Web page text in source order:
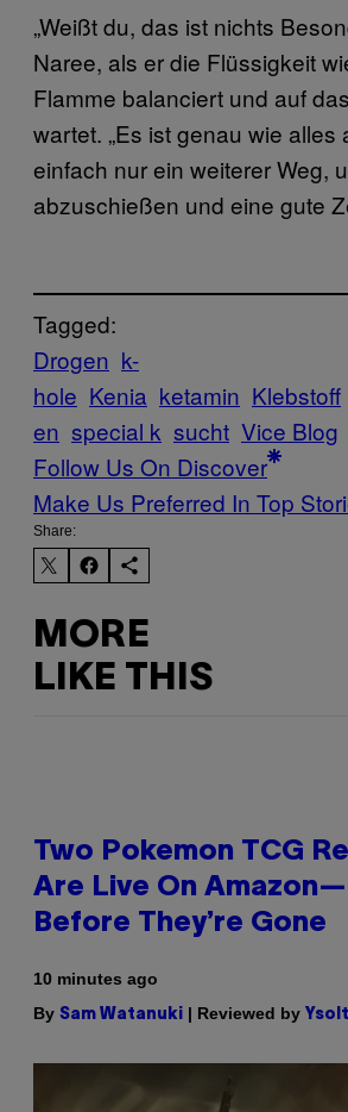
„Weißt du, das ist nichts
Naree, als er die Flüssigkeit
Flamme balanciert und auf
wartet. „Es ist genau wie
einfach nur ein weiterer Weg,
abzuschießen und eine gute
Tagged:
Drogen k-
hole Kenia ketamin Klebstoff
en special k sucht Vice Blog
Follow Us On Discover
Make Us Preferred In Top
Share:
MORE
LIKE THIS
Two Pokemon TCG
Are Live On
Before They’re Gone
10 minutes ago
By Sam Watanuki | Reviewed by